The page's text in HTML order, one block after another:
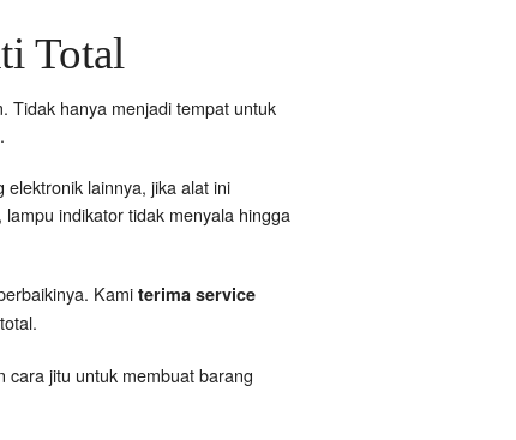
Total
Tidak hanya menjadi tempat untuk
lainnya, jika alat ini
indikator tidak menyala hingga
Kami terima service
cara jitu untuk membuat barang